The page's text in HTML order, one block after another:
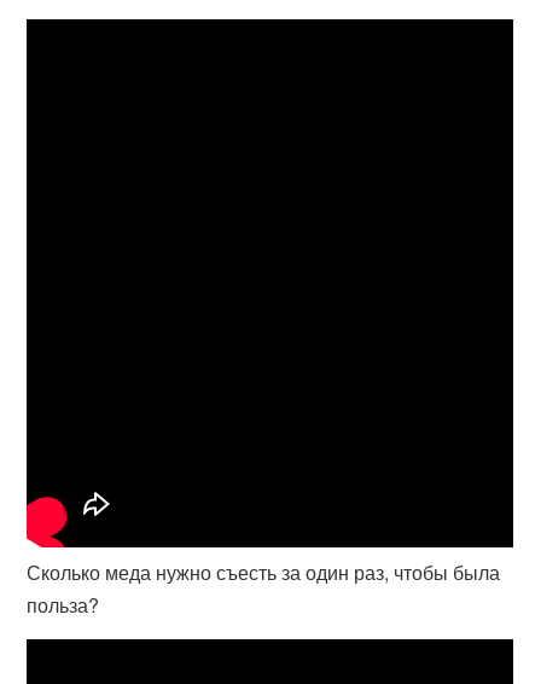
Сколько меда нужно съесть за один раз, чтобы была
польза?